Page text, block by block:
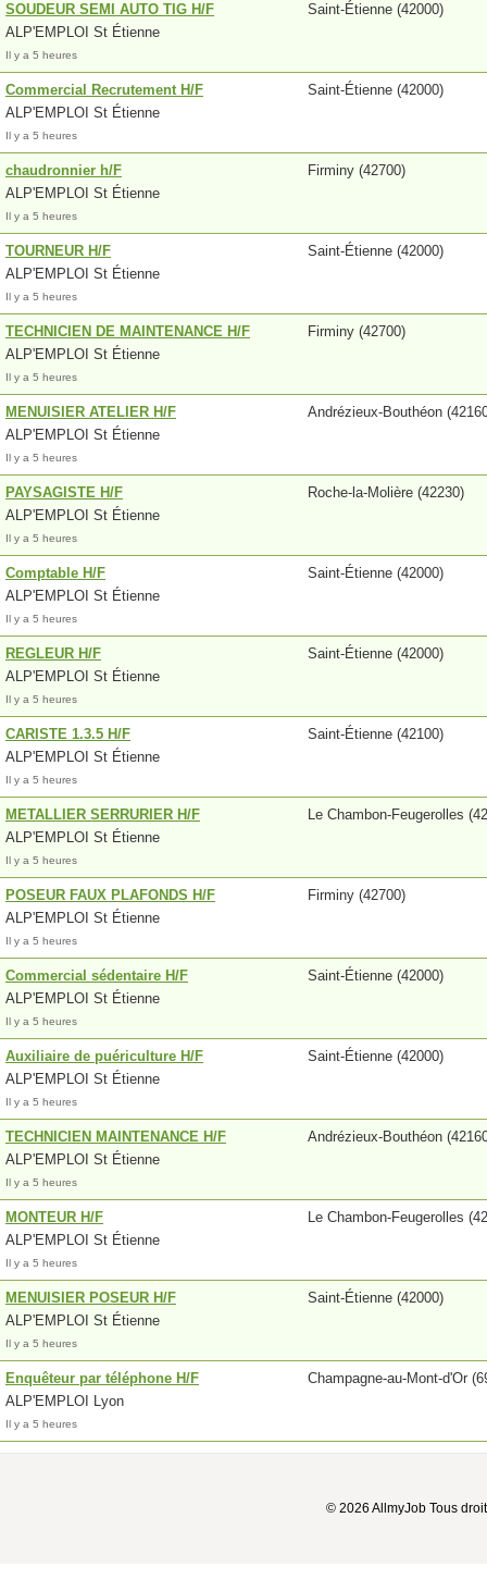
SOUDEUR SEMI AUTO TIG H/F
ALP'EMPLOI St Étienne
Il y a 5 heures
Saint-Étienne (42000)
Commercial Recrutement H/F
ALP'EMPLOI St Étienne
Il y a 5 heures
Saint-Étienne (42000)
chaudronnier h/F
ALP'EMPLOI St Étienne
Il y a 5 heures
Firminy (42700)
TOURNEUR H/F
ALP'EMPLOI St Étienne
Il y a 5 heures
Saint-Étienne (42000)
TECHNICIEN DE MAINTENANCE H/F
ALP'EMPLOI St Étienne
Il y a 5 heures
Firminy (42700)
MENUISIER ATELIER H/F
ALP'EMPLOI St Étienne
Il y a 5 heures
Andrézieux-Bouthéon
PAYSAGISTE H/F
ALP'EMPLOI St Étienne
Il y a 5 heures
Roche-la-Molière (42230)
Comptable H/F
ALP'EMPLOI St Étienne
Il y a 5 heures
Saint-Étienne (42000)
REGLEUR H/F
ALP'EMPLOI St Étienne
Il y a 5 heures
Saint-Étienne (42000)
CARISTE 1.3.5 H/F
ALP'EMPLOI St Étienne
Il y a 5 heures
Saint-Étienne (42100)
METALLIER SERRURIER H/F
ALP'EMPLOI St Étienne
Il y a 5 heures
Le Chambon-Feugerolles
POSEUR FAUX PLAFONDS H/F
ALP'EMPLOI St Étienne
Il y a 5 heures
Firminy (42700)
Commercial sédentaire H/F
ALP'EMPLOI St Étienne
Il y a 5 heures
Saint-Étienne (42000)
Auxiliaire de puériculture H/F
ALP'EMPLOI St Étienne
Il y a 5 heures
Saint-Étienne (42000)
TECHNICIEN MAINTENANCE H/F
ALP'EMPLOI St Étienne
Il y a 5 heures
Andrézieux-Bouthéon
MONTEUR H/F
ALP'EMPLOI St Étienne
Il y a 5 heures
Le Chambon-Feugerolles
MENUISIER POSEUR H/F
ALP'EMPLOI St Étienne
Il y a 5 heures
Saint-Étienne (42000)
Enquêteur par téléphone H/F
ALP'EMPLOI Lyon
Il y a 5 heures
Champagne-au-Mont-d'Or
© 2026 AllmyJob Tous